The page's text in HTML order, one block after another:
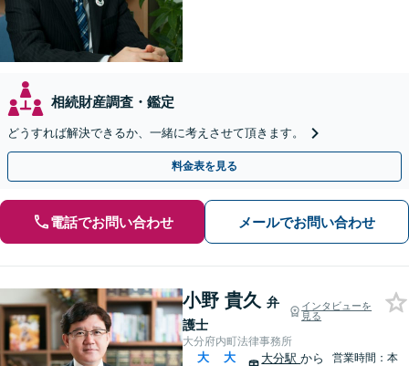
相続財産調査・鑑定
どうすれば解決できるか、一緒に考えさせて頂きます。
料金表を見る
電話でお問い合わせ メールでお問い合わせ
小野 貴久 弁
護士
インタビューを
見る
大分府内町法律事務所
大
大
大分駅から
営業時間：本